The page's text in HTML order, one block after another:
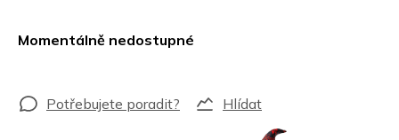
Momentálně nedostupné
Hlídat